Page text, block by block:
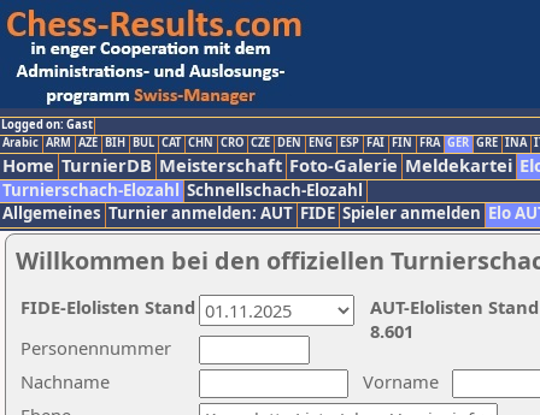
Logged on: Gast
Arabic ARM AZE BIH BUL CAT CHN CRO CZE DEN ENG ESP FAI FIN FRA GER GRE INA
Home TurnierDB Meisterschaft Foto-Galerie Meldekartei
Turnierschach-Elozahl Schnellschach-Elozahl
Allgemeines Turnier anmelden: AUT FIDE Spieler anmelden Elo
Willkommen bei den offiziellen
Nachname
Vorname
Personennummer
AUT-Elolisten
8.601
FIDE-Elolisten Stand